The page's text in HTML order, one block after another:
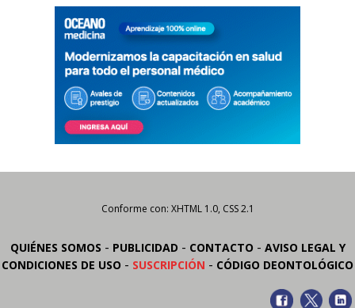
Conforme con: XHTML 1.0, CSS 2.1
QUIÉNES SOMOS - PUBLICIDAD - CONTACTO - AVISO LEGAL Y
CONDICIONES DE USO - SUSCRIPCIÓN - CÓDIGO DEONTOLÓGICO